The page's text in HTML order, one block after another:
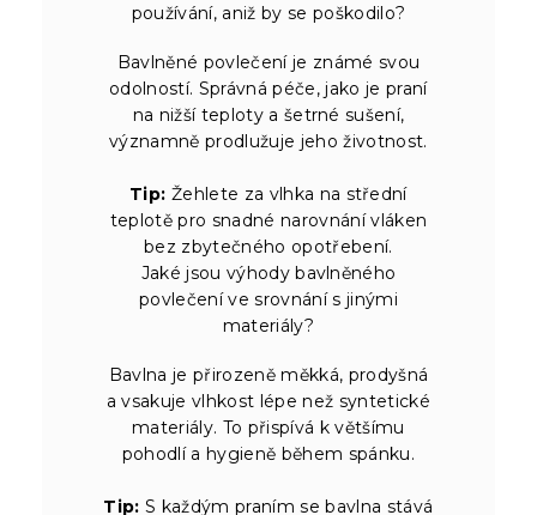
používání, aniž by se poškodilo?
Bavlněné povlečení je známé svou
odolností. Správná péče, jako je praní
na nižší teploty a šetrné sušení,
významně prodlužuje jeho životnost.
Tip: Žehlete za vlhka na střední
teplotě pro snadné narovnání vláken
bez zbytečného opotřebení.
Jaké jsou výhody bavlněného
povlečení ve srovnání s jinými
materiály?
Bavlna je přirozeně měkká, prodyšná
a vsakuje vlhkost lépe než syntetické
materiály. To přispívá k většímu
pohodlí a hygieně během spánku.
Tip: S každým praním se bavlna stává